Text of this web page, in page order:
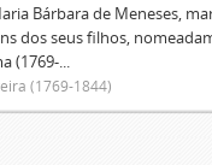
Bárbara de Meneses,
dos seus filhos,
(1769-...
(1769-1844)